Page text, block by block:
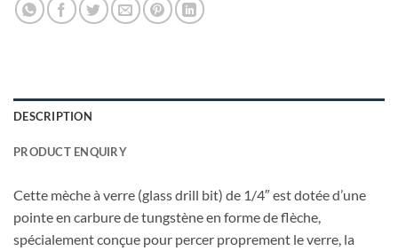
DESCRIPTION
PRODUCT ENQUIRY
Cette mèche à verre (glass drill bit) de 1/4″ est dotée d’une
pointe en carbure de tungstène en forme de flèche,
spécialement conçue pour percer proprement le verre, la